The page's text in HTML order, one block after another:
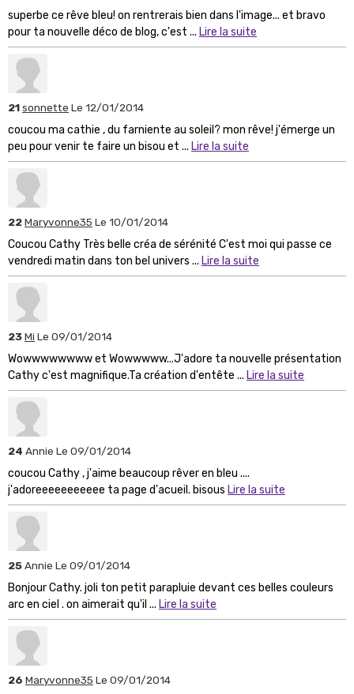
superbe ce rêve bleu! on rentrerais bien dans l'image... et bravo
pour ta nouvelle déco de blog, c'est ... Lire la suite
21sonnette Le 12/01/2014
coucou ma cathie , du farniente au soleil? mon rêve! j'émerge un
peu pour venir te faire un bisou et ... Lire la suite
22Maryvonne35 Le 10/01/2014
Coucou Cathy Très belle créa de sérénité C'est moi qui passe ce
vendredi matin dans ton bel univers ... Lire la suite
23Mi Le 09/01/2014
Wowwwwwwww et Wowwwww...J'adore ta nouvelle présentation
Cathy c'est magnifique.Ta création d'entête ... Lire la suite
24 Annie Le 09/01/2014
coucou Cathy , j'aime beaucoup rêver en bleu ....
j'adoreeeeeeeeeee ta page d'acueil. bisous Lire la suite
25Annie Le 09/01/2014
Bonjour Cathy. joli ton petit parapluie devant ces belles couleurs
arc en ciel . on aimerait qu'il ... Lire la suite
26 Maryvonne35 Le 09/01/2014